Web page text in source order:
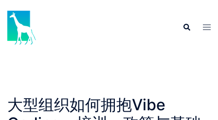
content
Search
大型组织如何拥抱Vibe